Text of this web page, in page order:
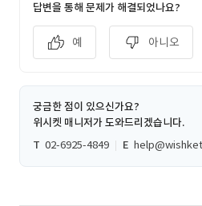
답변을 통해 문제가 해결되었나요?
예 아니오
궁금한 점이 있으신가요?
위시켓 매니저가 도와드리겠습니다.
T 02-6925-4849 E